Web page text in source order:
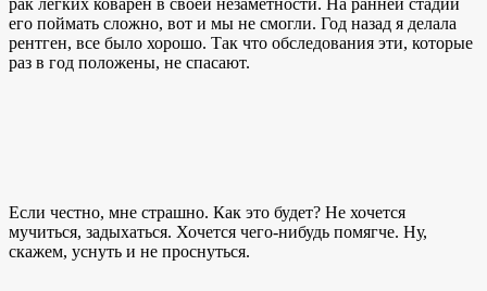
его поймать сложно, вот и мы не смогли. Год назад я делала
рентген, все было хорошо. Так что обследования эти, которые
раз в год положены, не спасают.
Если честно, мне страшно. Как это будет? Не хочется
мучиться, задыхаться. Хочется чего-нибудь помягче. Ну,
скажем, уснуть и не проснуться.